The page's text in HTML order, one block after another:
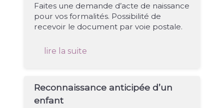
Faites une demande d’acte de naissance
pour vos formalités. Possibilité de
recevoir le document par voie postale.
lire la suite
Reconnaissance anticipée d’un
enfant